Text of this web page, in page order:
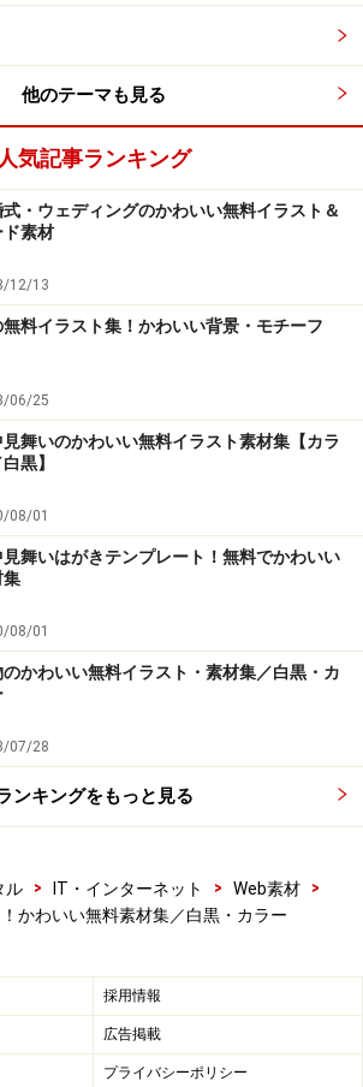
ラストです。
イラストです。
ラスト
です。
トです。
ーイラスト
他のテーマも見る
人気記事ランキング
・ウェディングのかわいい無料イラスト＆
ド素材
12/13
無料イラスト集！かわいい背景・モチーフ
06/25
舞いのかわいい無料イラスト素材集【カラ
黒】
08/01
見舞いはがきテンプレート！無料でかわいい
集
08/01
のかわいい無料イラスト・素材集／白黒・カ
07/28
ンキングをもっと見る
ル > IT・インターネット > Web素材
>
かわいい無料素材集／白黒・カラー
採用情報
広告掲載
プライバシーポリシー